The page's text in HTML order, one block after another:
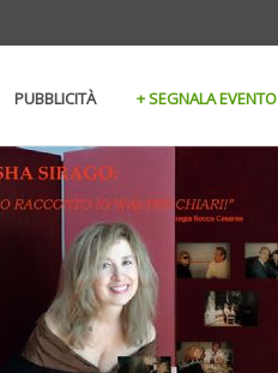
PUBBLICITÀ + SEGNALA EVENTO